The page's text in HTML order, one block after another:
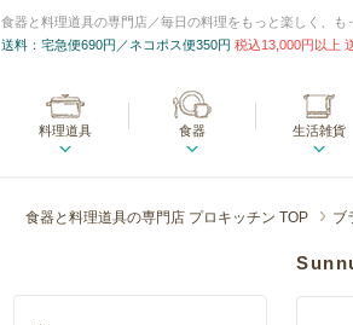
食器と料理道具の専門店／毎日の料理をもっと楽しく、
送料：宅急便690円／ネコポス便350円 税込13,000円以上
料理道具 食器
生活雑貨
食器と料理道具の専門店 プロキッチン TOP ブ